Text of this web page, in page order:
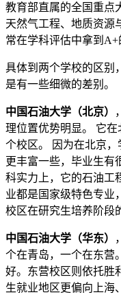
教育部直属的全国重点
天然气工程、地质资源
常在学科评估中拿到A+
具体到两个学校的区别
是有一些细微的差别。
中国石油大学（北京）
理位置优势明显。 它
个校区。 因为在北京
更丰富一些，毕业生有
科实力上，它的石油工
业都是国家级特色专业
校区在研究生培养阶段
中国石油大学（华东）
个在青岛，一个在东营
好。东营校区则依托胜
生就业地区更偏向上海